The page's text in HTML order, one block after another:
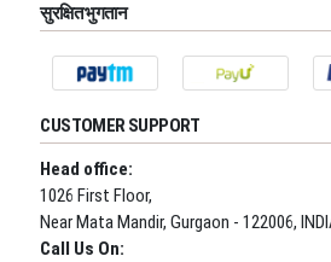
सुरक्षित भुगतान
CUSTOMER SUPPORT
Head office:
1026 First Floor,
Near Mata Mandir, Gurgaon - 122006,
Call Us On: